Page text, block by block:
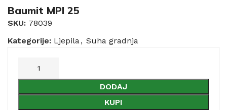
Baumit MPI 25
SKU: 78039
Kategorije: Ljepila, Suha gradnja
DODAJ
KUPI